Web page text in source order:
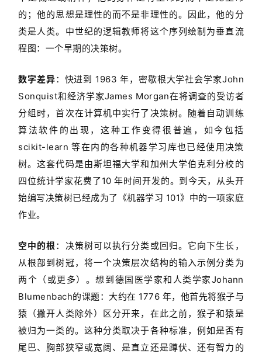
的；他的思想是理性的而不是非理性的。因此，他的分
类是人类。中世纪的逻辑教师将这个序列绘制为垂直流
程图：一个早期的决策树。
数字差异：快进到 1963 年，密歇根大学社会学家John
Sonquist和经济学家James Morgan在将调查的受访者
分组时，首次在计算机中实行了决策树。随着自动训练
算法软件的出现，这种工作变得很普遍，如今包括
scikit-learn 等在内的各种机器学习库也已经使用决策
树。这套代码是由斯坦福大学和加州大学伯克利分校的
四位统计学家花费了10 年时间开发的。到今天，从头开
始编写决策树已经成为了《机器学习 101》中的一项家庭
作业。
空中的根 ：决策树可以执行分类或回归。它向下生长，
从根部到树冠，将一个决策层次结构的输入示例分类为
两个（或更多）。想到德国医学家和人类学家Johann
Blumenbach的课题：大约在 1776 年，他首先将猴子与
猿（撇开人类除外）区分开来，在此之前，猴子和猿是
被归为一类的。这种分类取决于各种标准，例如是否有
尾巴、胸部狭窄或宽阔、是直立还是蹲伏、还有智力的